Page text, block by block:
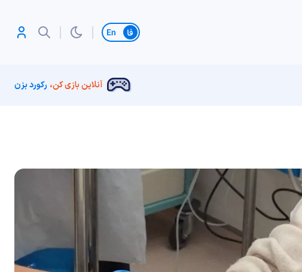
تغییر زبان
آنلاین بازی کن، رکورد بزن